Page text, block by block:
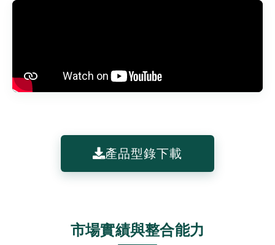
產品型錄下載
市場實績與整合能力